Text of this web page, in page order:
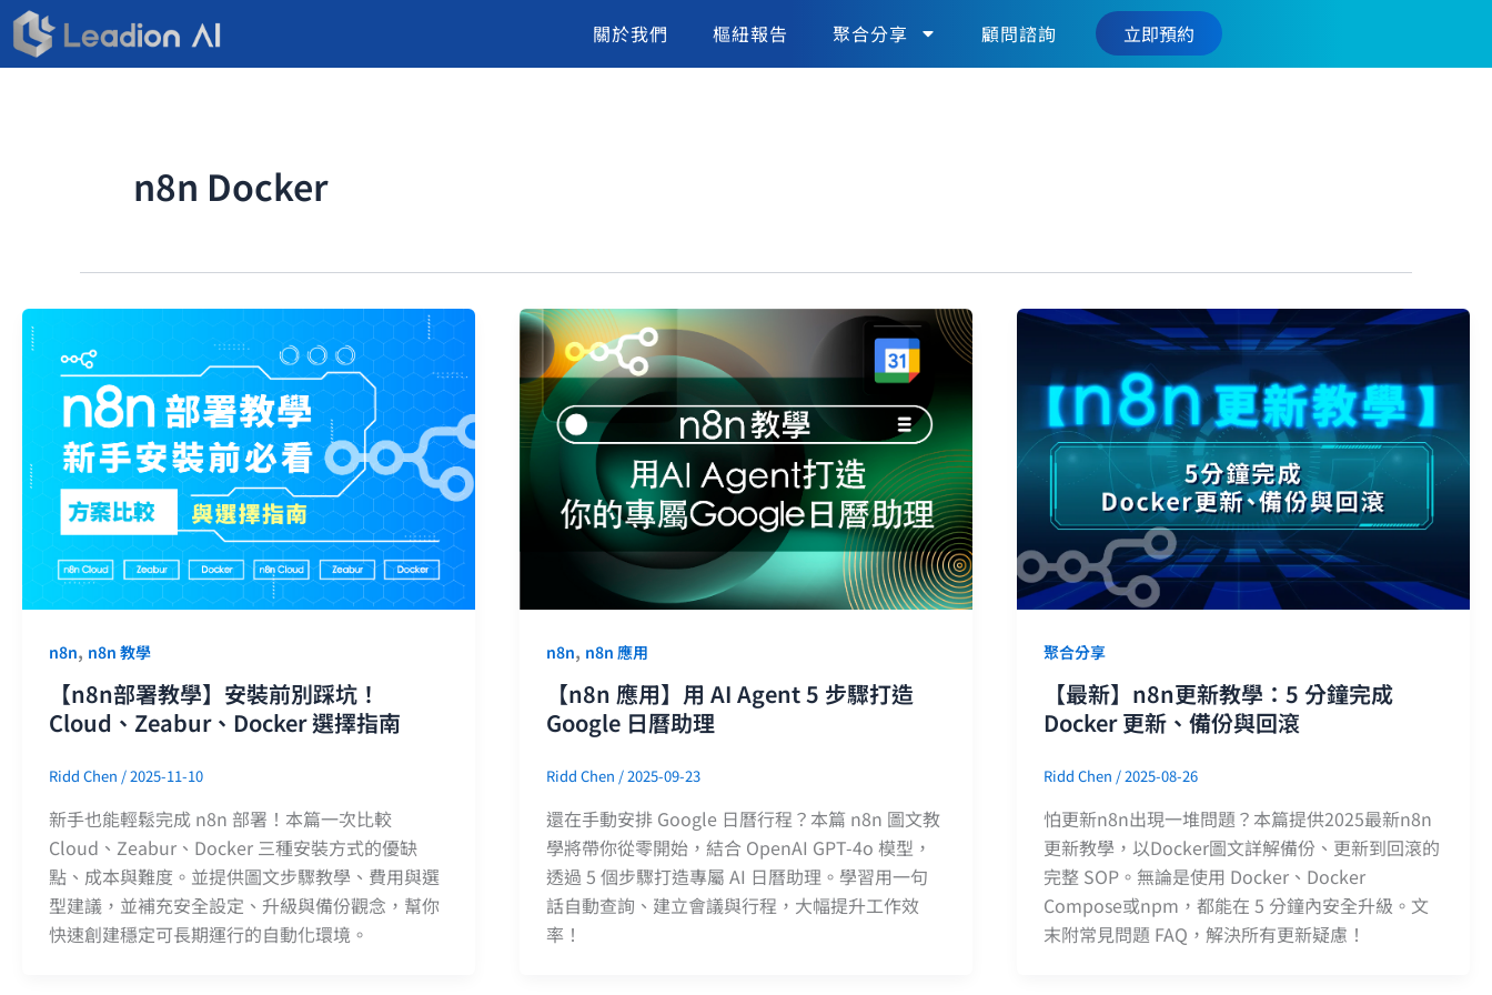
跳
至
主
關於我們 樞紐報告 聚合分享 顧問諮詢 立即預約
n8n Docker
n8n, n8n 教學
【n8n部署教學】安裝前別踩坑！
Cloud、Zeabur、Docker 選擇指南
Ridd Chen /2025-11-10
新手也能輕鬆完成 n8n 部署！本篇一次比較
Cloud、Zeabur、Docker 三種安裝方式的優缺
點、成本與難度。並提供圖文步驟教學、費用與選
型建議，並補充安全設定、升級與備份觀念，幫你
快速創建穩定可長期運行的自動化環境。
n8n, n8n 應用
【n8n 應用】用 AI Agent 5 步驟打造
Google 日曆助理
Ridd Chen /2025-09-23
還在手動安排 Google 日曆行程？本篇 n8n 圖文教
學將帶你從零開始，結合 OpenAI GPT-4o 模型，
透過 5 個步驟打造專屬 AI 日曆助理。學習用一句
話自動查詢、建立會議與行程，大幅提升工作效
率！
聚合分享
【最新】n8n更新教學：5 分鐘完成
Docker 更新、備份與回滾
Ridd Chen /2025-08-26
怕更新n8n出現一堆問題？本篇提供2025最新n8n
更新教學，以Docker圖文詳解備份、更新到回滾的
完整 SOP。無論是使用 Docker、Docker
Compose或npm，都能在 5 分鐘內安全升級。文
末附常見問題 FAQ，解決所有更新疑慮！